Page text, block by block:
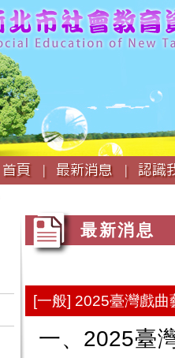
首頁 | 最新消息 | 認識
最新消息
[一般] 2025臺灣戲
一、2025臺